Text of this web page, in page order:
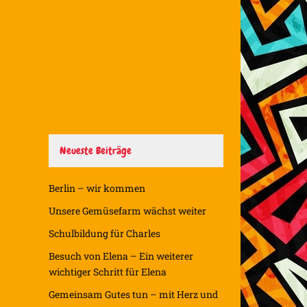
Neueste Beiträge
Berlin – wir kommen
Unsere Gemüsefarm wächst weiter
Schulbildung für Charles
Besuch von Elena – Ein weiterer
wichtiger Schritt für Elena
Gemeinsam Gutes tun – mit Herz und